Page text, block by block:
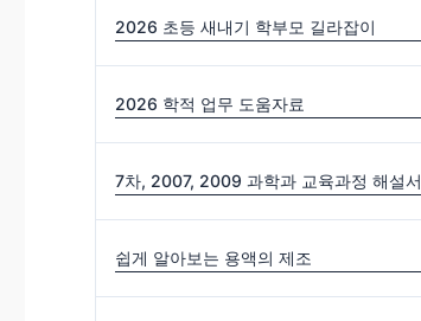
2026 초등 새내기 학부모 길라잡이
2026 학적 업무 도움자료
7차, 2007, 2009 과학과 교육과정 해설서
쉽게 알아보는 용액의 제조